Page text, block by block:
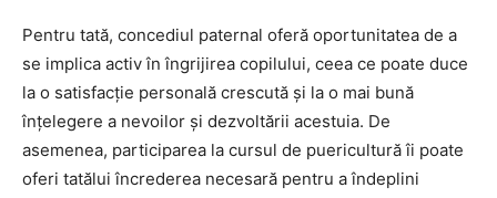
Pentru tată, concediul paternal oferă oportunitatea de a
se implica activ în îngrijirea copilului, ceea ce poate duce
la o satisfacție personală crescută și la o mai bună
înțelegere a nevoilor și dezvoltării acestuia. De
asemenea, participarea la cursul de puericultură îi poate
oferi tatălui încrederea necesară pentru a îndeplini